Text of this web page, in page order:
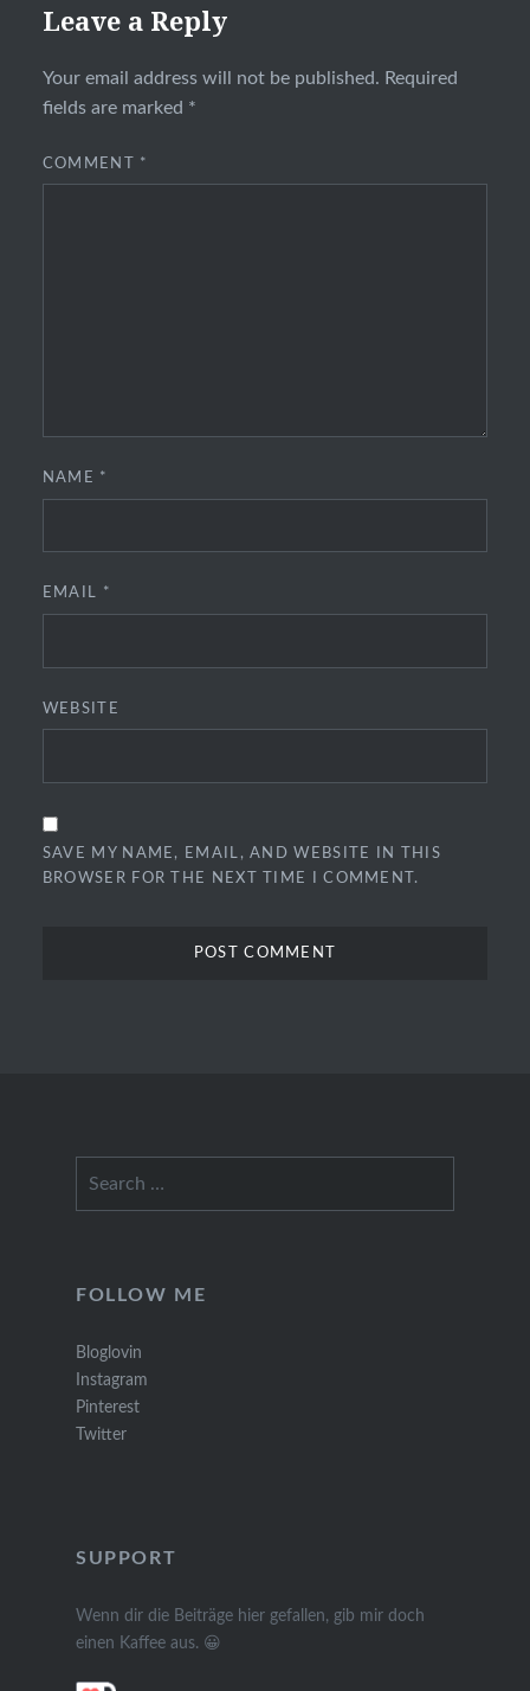
Leave a Reply
Your email address will not be published. Required
fields are marked *
COMMENT *
NAME *
EMAIL *
WEBSITE
SAVE MY NAME, EMAIL, AND WEBSITE IN THIS
BROWSER FOR THE NEXT TIME I COMMENT.
FOLLOW ME
Bloglovin
Instagram
Pinterest
Twitter
SUPPORT
Wenn dir die Beiträge hier gefallen, gib mir doch
einen Kaffee aus. 😀